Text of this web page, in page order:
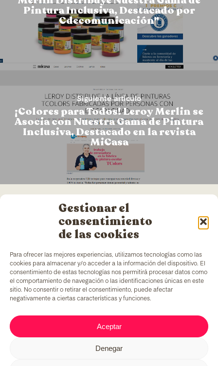
Gestionar el
consentimiento
de las cookies
Para ofrecer las mejores experiencias, utilizamos tecnologías como las
cookies para almacenar y/o acceder a la información del dispositivo. El
consentimiento de estas tecnologías nos permitirá procesar datos como
el comportamiento de navegación o las identificaciones únicas en este
sitio. No consentir o retirar el consentimiento, puede afectar
negativamente a ciertas características y funciones.
Aceptar
Denegar
Pintura Inclusiva, Destacado por
Cdecomunicación"
Siguiente artículo
¡Colores para Todos! Leroy Merlin se
Asocia con Nuestra Gama de Pintura
Inclusiva, Destacado en la revista
MiCasa
TColors cuenta con una fábrica de pinturas en
Barcelona y laboratorio propio para la creación de
de acuerdo con lanormativa EN-71, que cuentan
con un ingrediente añadido único en el mercado: